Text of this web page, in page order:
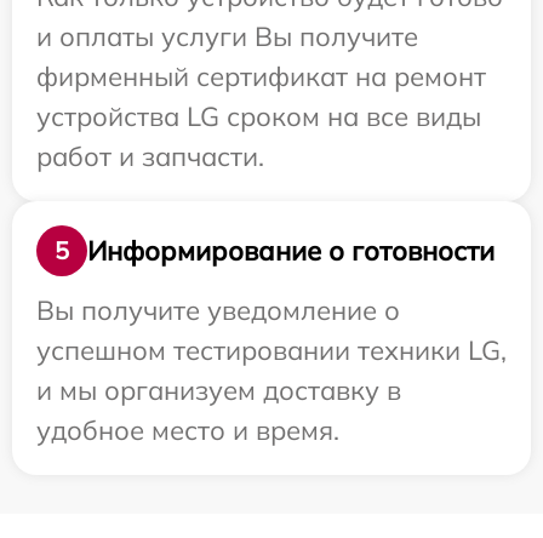
и оплаты услуги Вы получите
фирменный сертификат на ремонт
устройства LG сроком на все виды
работ и запчасти.
5
Информирование о готовности
Вы получите уведомление о
успешном тестировании техники LG,
и мы организуем доставку в
удобное место и время.